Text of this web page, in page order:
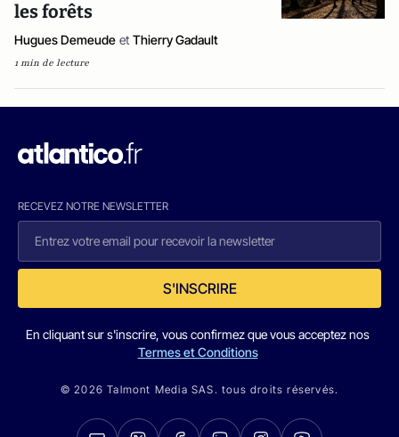
les forêts
Hugues Demeude et Thierry Gadault
1 min de lecture
RECEVEZ NOTRE NEWSLETTER
S'INSCRIRE
En cliquant sur s'inscrire, vous confirmez que vous acceptez nos
Termes et Conditions
© 2026 Talmont Media SAS. tous droits réservés.